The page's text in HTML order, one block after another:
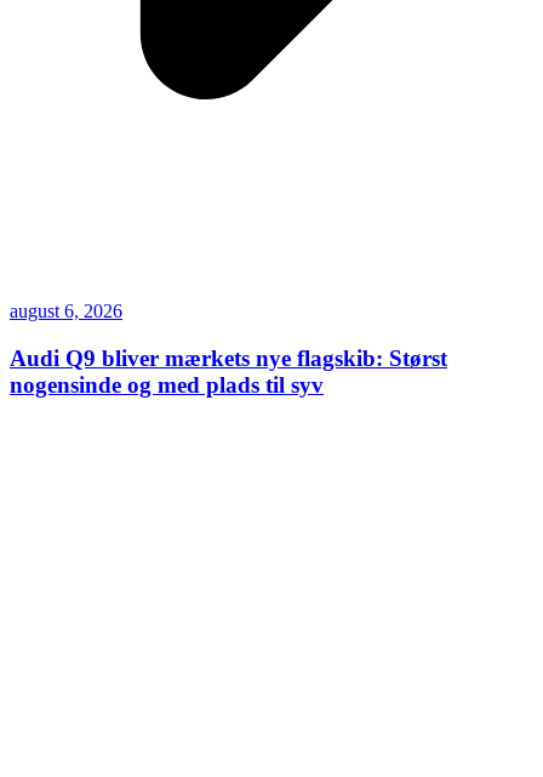
august 6, 2026
Audi Q9 bliver mærkets nye flagskib: Størst
nogensinde og med plads til syv